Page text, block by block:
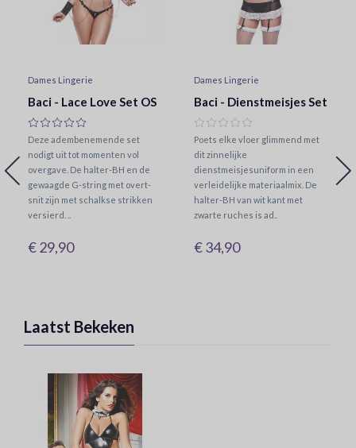
Dames Lingerie
Baci - Lace Love Set OS
Deze adembenemende set
nodigt uit tot momenten vol
overgave. De halter-BH en de
gewaagde G-string met overt-
snit zijn met schalkse strikken
versierd. ..
€ 29,90
Dames Lingerie
Baci - Dienstmeisjes Set
Poets elke vloer glimmend met
dit zinnelijke
dienstmeisjesuniform in een
verleidelijke materiaalmix. De
halter-BH van wit kant met
zwarte ruches is ad..
€ 34,90
Laatst Bekeken